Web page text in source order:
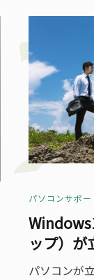
パソコンサポー
ップ）が
パソコンが